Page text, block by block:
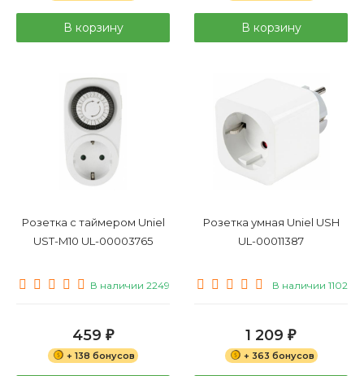
В корзину В корзину
Розетка с таймером Uniel
UST-M10 UL-00003765
В наличии 2249
459 ₽
+ 138 бонусов
Розетка умная Uniel USH
UL-00011387
В наличии 1102
1 209 ₽
+ 363 бонусов